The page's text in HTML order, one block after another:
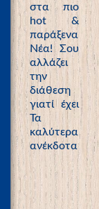
στα πιο
hot &
παράξενα
Νέα! Σου
αλλάζει
την
διάθεση
γιατί έχει
Τα
καλύτερα
ανέκδοτα